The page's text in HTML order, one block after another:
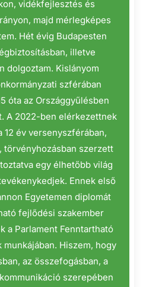
vidékfejlesztés és
majd mérlegképes
Hét évig Budapesten
illetve
dolgoztam. Kislányom
szférában
óta az Országgyűlésben
A 2022-ben elérkezettnek
12 év versenyszférában,
törvényhozásban szerzett
egy élhetőbb világ
Ennek első
Egyetemen diplomát
fejlődési szakember
a Parlament Fenntartható
Hiszem, hogy
az összefogásban, a
szerepében